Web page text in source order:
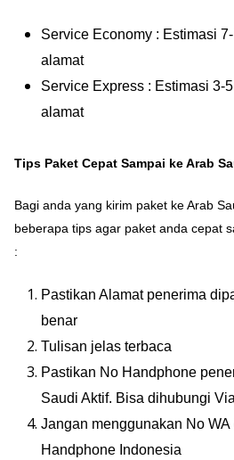
Service Economy : Estimasi
alamat
Service Express : Estimasi 3-
alamat
Tips Paket Cepat Sampai ke Arab
Bagi anda yang kirim paket ke Arab
beberapa tips agar paket anda cepat
:
Pastikan Alamat penerima
benar
Tulisan jelas terbaca
Pastikan No Handphone
Saudi Aktif. Bisa dihubungi
Jangan menggunakan No
Handphone Indonesia